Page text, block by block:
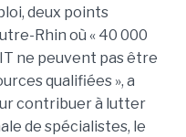
deux points
Rhin où « 40 000
ne peuvent pas être
qualifiées », a
contribuer à lutter
de spécialistes, le